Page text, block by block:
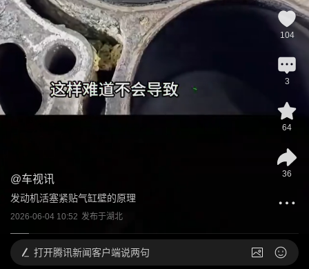
@车视讯
发动机活塞紧贴气缸壁的原理
2026-06-04 10:52 发布于湖北
104
3
64
36
打开腾讯新闻客户端说两句